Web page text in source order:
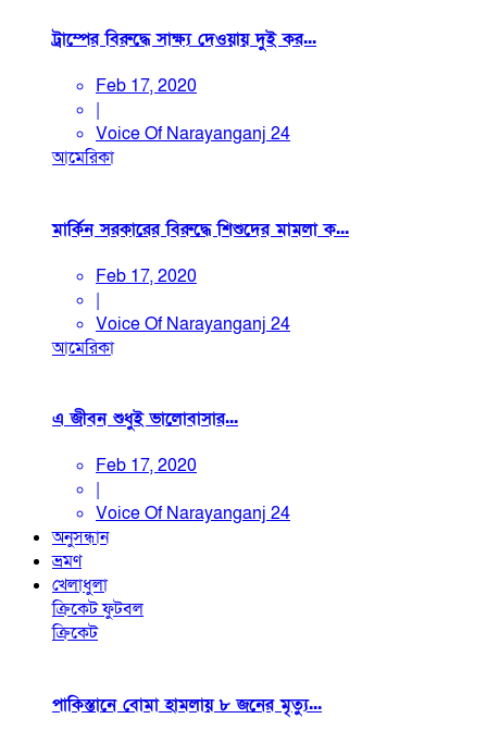
ট্রাম্পের বিরুদ্ধে সাক্ষ্য দেওয়ায় দুই কর...
Feb 17, 2020
|
Voice Of Narayanganj 24
আমেরিকা
মার্কিন সরকারের বিরুদ্ধে শিশুদের মামলা ক...
Feb 17, 2020
|
Voice Of Narayanganj 24
আমেরিকা
এ জীবন শুধুই ভালোবাসার...
Feb 17, 2020
|
Voice Of Narayanganj 24
অনুসন্ধান
ভ্রমণ
খেলাধুলা
ক্রিকেটফুটবল
ক্রিকেট
পাকিস্তানে বোমা হামলায় ৮ জনের মৃত্যু...